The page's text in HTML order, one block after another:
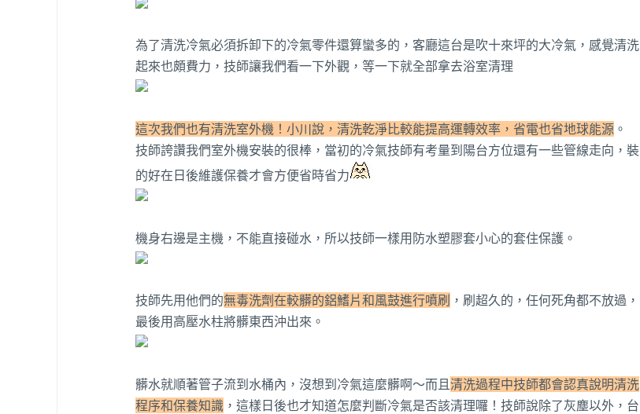
為了清洗冷氣必須拆卸下的冷氣零件還算蠻多的，客廳這台是吹十來坪的大冷氣，感覺清洗
起來也頗費力，技師讓我們看一下外觀，等一下就全部拿去浴室清理
這次我們也有清洗室外機！小川說，清洗乾淨比較能提高運轉效率，省電也省地球能源 。
技師誇讚我們室外機安裝的很棒，當初的冷氣技師有考量到陽台方位還有一些管線走向，裝
的好在日後維護保養才會方便省時省力
機身右邊是主機，不能直接碰水，所以技師一樣用防水塑膠套小心的套住保護。
技師先用他們的無毒洗劑在較髒的鋁鰭片和風鼓進行噴刷 ，刷超久的，任何死角都不放過，
最後用高壓水柱將髒東西沖出來。
髒水就順著管子流到水桶內，沒想到冷氣這麼髒啊～而且清洗過程中技師都會認真說明清洗
程序和保養知識 ，這樣日後也才知道怎麼判斷冷氣是否該清理囉！技師說除了灰塵以外，台